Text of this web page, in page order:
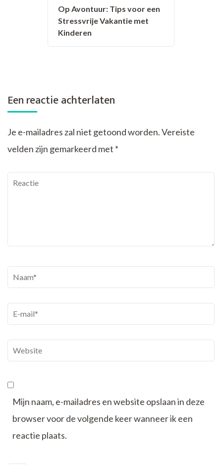
Op Avontuur: Tips voor een
Stressvrije Vakantie met
Kinderen
Een reactie achterlaten
Je e-mailadres zal niet getoond worden.Vereiste
velden zijn gemarkeerd met *
Reactie
Naam*
E-
mail*
Website
Mijn naam, e-mailadres en website opslaan in deze
browser voor de volgende keer wanneer ik een
reactie plaats.